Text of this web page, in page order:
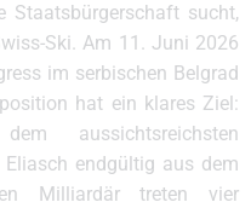
sucht,
Ski. Am 11. Juni 2026
im serbischen Belgrad
hat ein klares Ziel:
aussichtsreichsten
endgültig aus dem
Milliardär treten vier